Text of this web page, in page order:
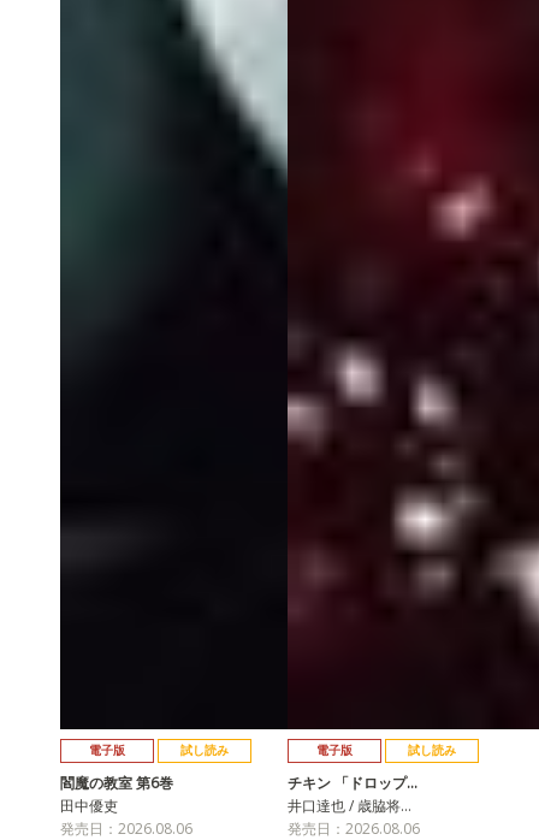
電子版 試し読み
閻魔の教室 第6巻
田中優吏
発売日：2026.08.06
電子版 試し読み
チキン 「ドロップ…
井口達也 / 歳脇将…
発売日：2026.08.06